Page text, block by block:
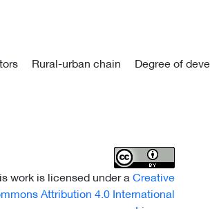
Rural-urban chain Degree of
work is licensed under aCreative
Attribution 4.0 International